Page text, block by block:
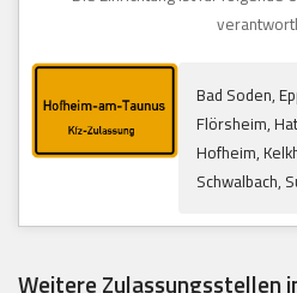
Bad Soden,
Flörsheim,
Hofheim,
Schwalbach,
Weitere Zulassungsstellen